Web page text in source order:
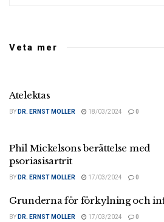
Veta mer
Atelektas
BY DR. ERNST MOLLER 18/03/2024 0
Phil Mickelsons berättelse med
psoriasisartrit
BY DR. ERNST MOLLER 17/03/2024 0
Grunderna för förkylning och
BY DR. ERNST MOLLER 17/03/2024 0